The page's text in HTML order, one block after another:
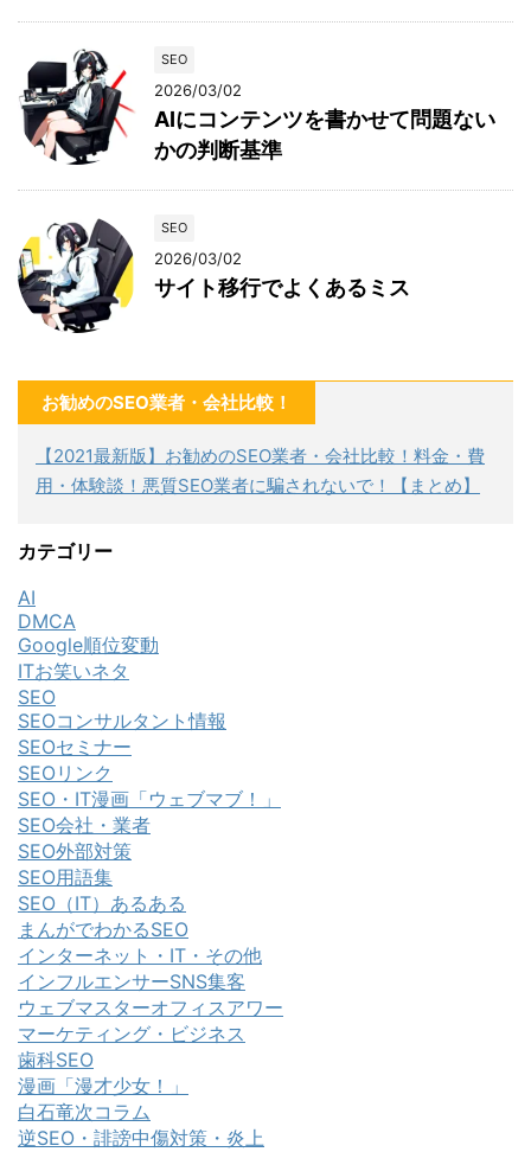
SEO
2026/03/02
AIにコンテンツを書かせて問題ない
かの判断基準
SEO
2026/03/02
サイト移行でよくあるミス
お勧めのSEO業者・会社比較！
【2021最新版】お勧めのSEO業者・会社比較！料金・費
用・体験談！悪質SEO業者に騙されないで！【まとめ】
カテゴリー
AI
DMCA
Google順位変動
ITお笑いネタ
SEO
SEOコンサルタント情報
SEOセミナー
SEOリンク
SEO・IT漫画「ウェブマブ！」
SEO会社・業者
SEO外部対策
SEO用語集
SEO（IT）あるある
まんがでわかるSEO
インターネット・IT・その他
インフルエンサーSNS集客
ウェブマスターオフィスアワー
マーケティング・ビジネス
歯科SEO
漫画「漫才少女！」
白石竜次コラム
逆SEO・誹謗中傷対策・炎上